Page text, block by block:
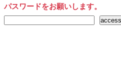
パスワードをお願いします。